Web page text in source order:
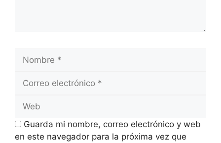
electrónico
Guarda mi nombre, correo electrónico y web
en este navegador para la próxima vez que